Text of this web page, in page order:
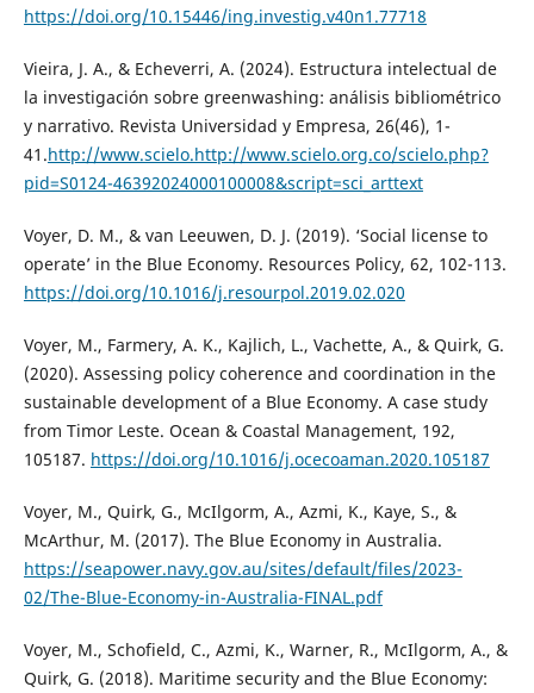
https://doi.org/10.15446/ing.investig.v40n1.77718
Vieira, J. A., & Echeverri, A. (2024). Estructura intelectual de
la investigación sobre greenwashing: análisis bibliométrico
y narrativo. Revista Universidad y Empresa, 26(46), 1-
41.http://www.scielo.http://www.scielo.org.co/scielo.php?
pid=S0124-46392024000100008&script=sci_arttext
Voyer, D. M., & van Leeuwen, D. J. (2019). ‘Social license to
operate’ in the Blue Economy. Resources Policy, 62, 102-113.
https://doi.org/10.1016/j.resourpol.2019.02.020
Voyer, M., Farmery, A. K., Kajlich, L., Vachette, A., & Quirk, G.
(2020). Assessing policy coherence and coordination in the
sustainable development of a Blue Economy. A case study
from Timor Leste. Ocean & Coastal Management, 192,
105187. https://doi.org/10.1016/j.ocecoaman.2020.105187
Voyer, M., Quirk, G., McIlgorm, A., Azmi, K., Kaye, S., &
McArthur, M. (2017). The Blue Economy in Australia.
https://seapower.navy.gov.au/sites/default/files/2023-
02/The-Blue-Economy-in-Australia-FINAL.pdf
Voyer, M., Schofield, C., Azmi, K., Warner, R., McIlgorm, A., &
Quirk, G. (2018). Maritime security and the Blue Economy: